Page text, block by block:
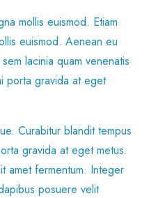
mollis euismod. Etiam
euismod. Aenean eu
lacinia quam venenatis
porta gravida at eget
Curabitur blandit tempus
gravida at eget metus.
amet fermentum. Integer
posuere velit